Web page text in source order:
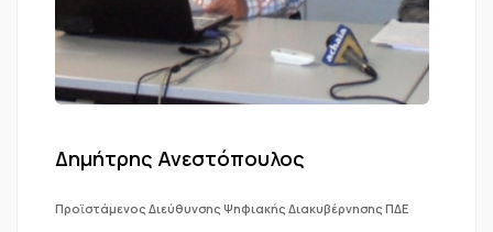
Δημήτρης Ανεστόπουλος
Προϊστάμενος Διεύθυνσης Ψηφιακής Διακυβέρνησης ΠΔΕ